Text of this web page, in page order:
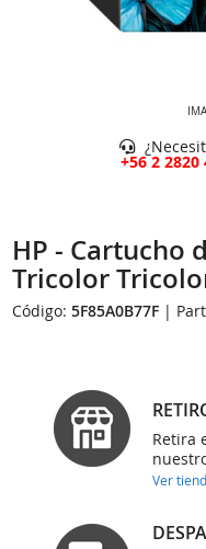
+56 2
HP - Cartucho
Tricolor
Código:5F85A0B77F |
Retira
Ver